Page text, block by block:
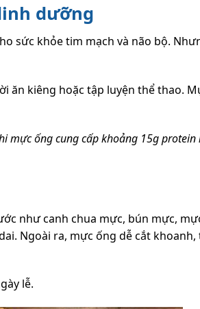
dưỡng
sức khỏe tim mạch và não bộ.
ăn kiêng hoặc tập luyện thể thao.
mực ống cung cấp khoảng 15g
như canh chua mực, bún mực,
Ngoài ra, mực ống dễ cắt khoanh,
lễ.